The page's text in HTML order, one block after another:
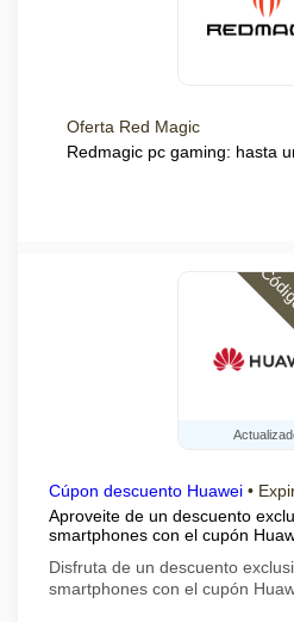
Oferta Red Magic
Redmagic pc gaming: hasta
Cúpon descuento Huawei •
Aproveite de un descuento
smartphones con el cupón
Disfruta de un descuento
smartphones con el cupón